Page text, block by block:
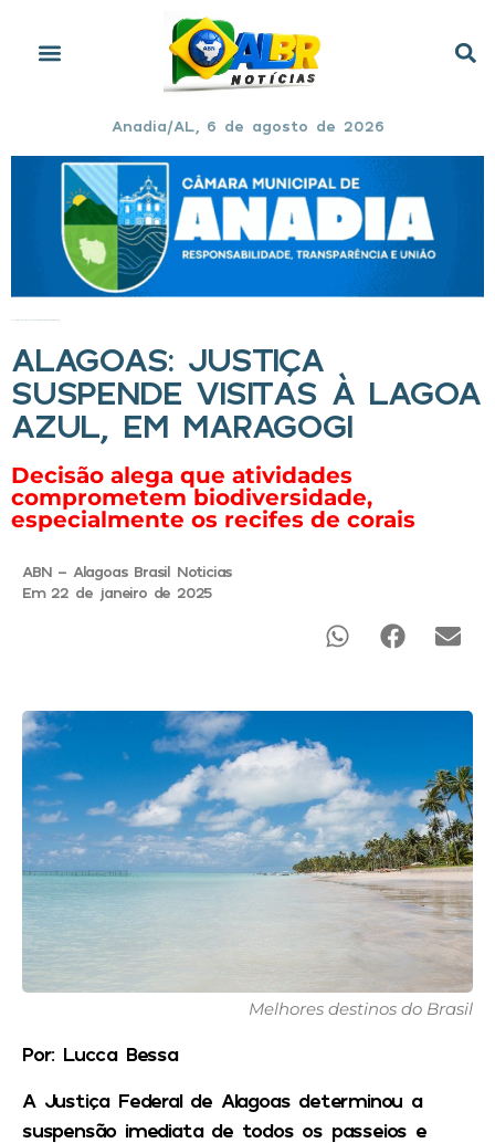
Anadia/AL, 6 de agosto de 2026
ALAGOAS: JUSTIÇA
SUSPENDE VISITAS À LAGOA
AZUL, EM MARAGOGI
Decisão alega que atividades
comprometem biodiversidade,
especialmente os recifes de corais
ABN - Alagoas Brasil Noticias
Em 22 de janeiro de 2025
Melhores destinos do Brasil
Por: Lucca Bessa
A Justiça Federal de Alagoas determinou a
suspensão imediata de todos os passeios e